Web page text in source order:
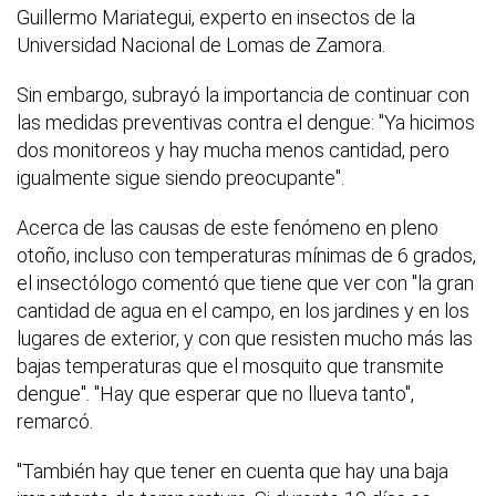
Guillermo Mariategui, experto en insectos de la
Universidad Nacional de Lomas de Zamora.
Sin embargo, subrayó la importancia de continuar con
las medidas preventivas contra el dengue: "Ya hicimos
dos monitoreos y hay mucha menos cantidad, pero
igualmente sigue siendo preocupante".
Acerca de las causas de este fenómeno en pleno
otoño, incluso con temperaturas mínimas de 6 grados,
el insectólogo comentó que tiene que ver con "la gran
cantidad de agua en el campo, en los jardines y en los
lugares de exterior, y con que resisten mucho más las
bajas temperaturas que el mosquito que transmite
dengue". "Hay que esperar que no llueva tanto",
remarcó.
"También hay que tener en cuenta que hay una baja